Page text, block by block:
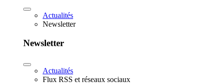
Actualités
Newsletter
Newsletter
Actualités
Flux RSS et réseaux sociaux